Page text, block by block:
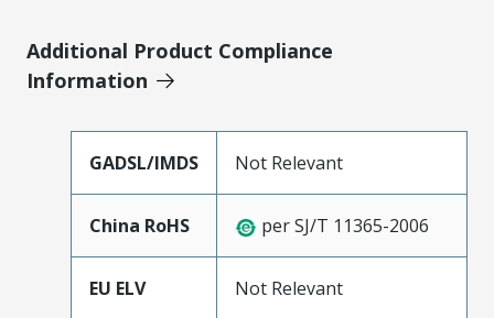
Additional Product Compliance
Information
GADSL/IMDS Not Relevant
China RoHS per SJ/T 11365-2006
EU ELV Not Relevant